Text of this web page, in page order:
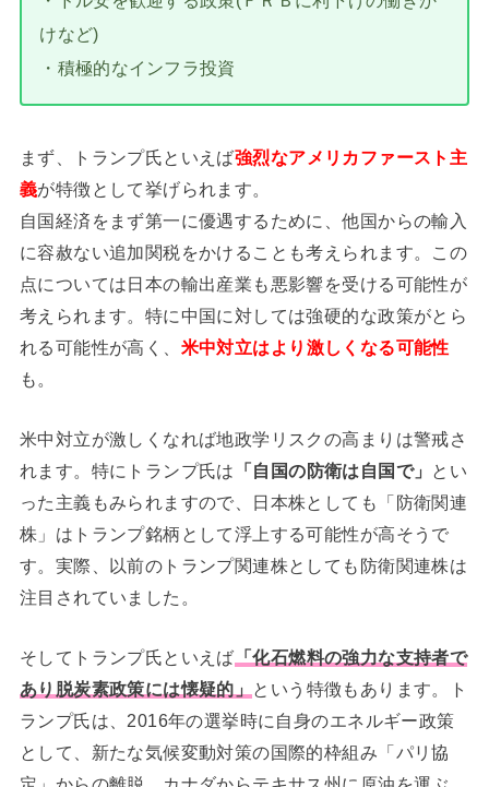
けなど)
・積極的なインフラ投資
まず、トランプ氏といえば強烈なアメリカファースト主
義が特徴として挙げられます。
自国経済をまず第一に優遇するために、他国からの輸入
に容赦ない追加関税をかけることも考えられます。この
点については日本の輸出産業も悪影響を受ける可能性が
考えられます。特に中国に対しては強硬的な政策がとら
れる可能性が高く、 米中対立はより激しくなる可能性
も。
米中対立が激しくなれば地政学リスクの高まりは警戒さ
れます。特にトランプ氏は
「自国の防衛は自国で」 とい
った主義もみられますので、日本株としても「防衛関連
株」はトランプ銘柄として浮上する可能性が高そうで
す。実際、以前のトランプ関連株としても防衛関連株は
注目されていました。
そしてトランプ氏といえば 「化石燃料の強力な支持者で
あり脱炭素政策には懐疑的」 という特徴もあります。ト
ランプ氏は、2016年の選挙時に自身のエネルギー政策
として、新たな気候変動対策の国際的枠組み「パリ協